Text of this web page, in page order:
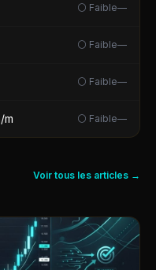
⚪ Faible—
⚪ Faible—
⚪ Faible—
m ⚪ Faible—
Voir tous les articles →